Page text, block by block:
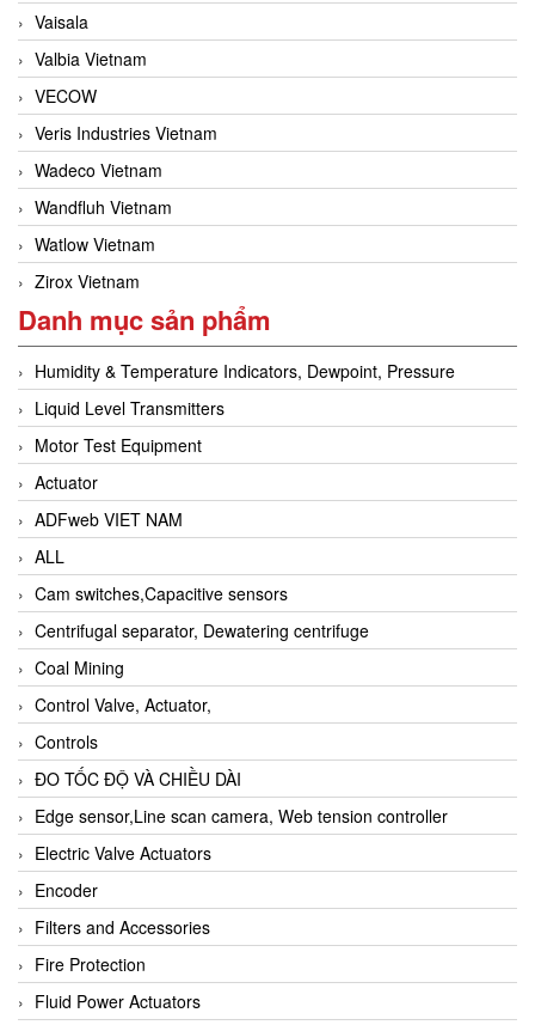
Vaisala
Valbia Vietnam
VECOW
Veris Industries Vietnam
Wadeco Vietnam
Wandfluh Vietnam
Watlow Vietnam
Zirox Vietnam
Danh mục sản phẩm
Humidity & Temperature Indicators, Dewpoint, Pressure
Liquid Level Transmitters
Motor Test Equipment
Actuator
ADFweb VIET NAM
ALL
Cam switches,Capacitive sensors
Centrifugal separator, Dewatering centrifuge
Coal Mining
Control Valve, Actuator,
Controls
ĐO TỐC ĐỘ VÀ CHIỀU DÀI
Edge sensor,Line scan camera, Web tension controller
Electric Valve Actuators
Encoder
Filters and Accessories
Fire Protection
Fluid Power Actuators